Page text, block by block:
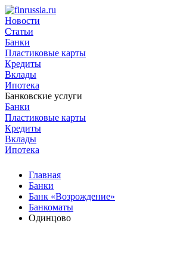
Новости
Статьи
Банки
Пластиковые карты
Кредиты
Вклады
Ипотека
Банковские услуги
Банки
Пластиковые карты
Кредиты
Вклады
Ипотека
Главная
Банки
Банк «Возрождение»
Банкоматы
Одинцово